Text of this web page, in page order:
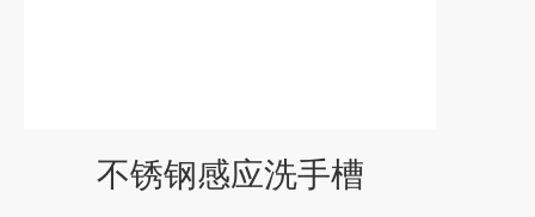
不锈钢感应洗手槽